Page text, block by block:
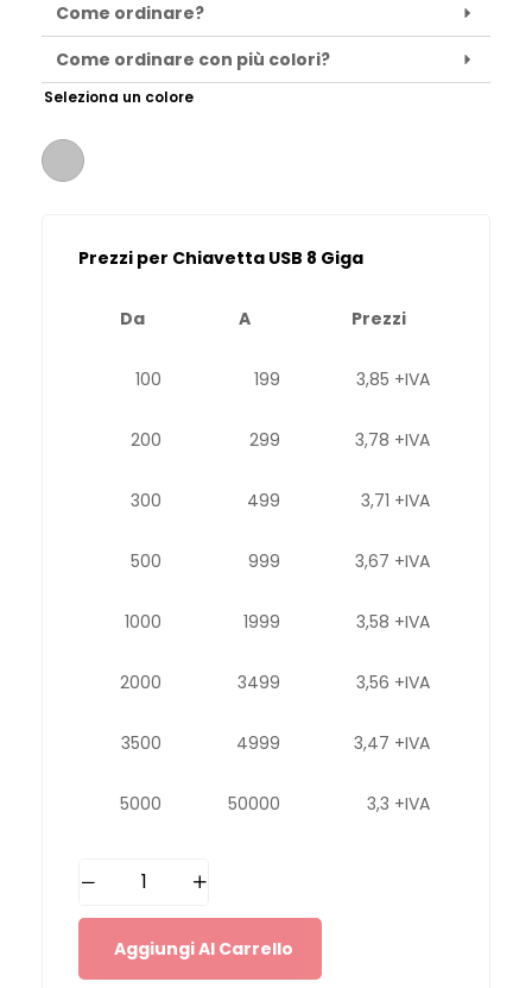
Come ordinare?
Come ordinare con più colori?
Seleziona un colore
Prezzi per Chiavetta USB 8 Giga
Da A Prezzi
100 199 3,85 +IVA
200 299 3,78 +IVA
300 499 3,71 +IVA
500 999 3,67 +IVA
1000 1999 3,58 +IVA
2000 3499 3,56 +IVA
3500 4999 3,47 +IVA
5000 50000 3,3 +IVA
Aggiungi Al Carrello